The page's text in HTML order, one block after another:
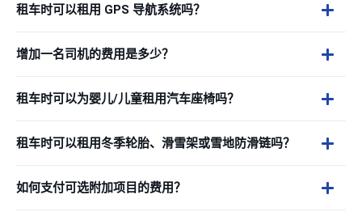
租车时可以租用 GPS 导航系统吗？
增加一名司机的费用是多少？
租车时可以为婴儿/儿童租用汽车座椅吗？
租车时可以租用冬季轮胎、滑雪架或雪地防滑链吗？
如何支付可选附加项目的费用？